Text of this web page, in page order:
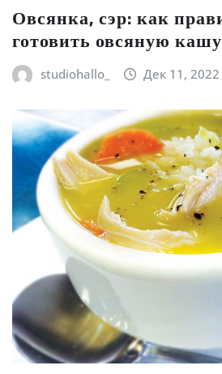
Овсянка, сэр: как
готовить овсяную кашу
studiohallo_ Дек 11, 2022